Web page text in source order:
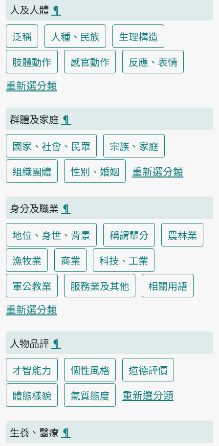
人及人體 ¶
泛稱
人種、民族
生理構造
肢體動作
感官動作
反應、表情
重新選分類
群體及家庭 ¶
國家、社會、民眾
宗族、家庭
組織團體
性別、婚姻 重新選分類
身分及職業 ¶
地位、身世、背景
稱謂輩分
農林業
漁牧業
商業
科技、工業
軍公教業
服務業及其他
相關用語
重新選分類
人物品評 ¶
才智能力
個性風格
道德評價
體態樣貌
氣質態度 重新選分類
生養、醫療 ¶